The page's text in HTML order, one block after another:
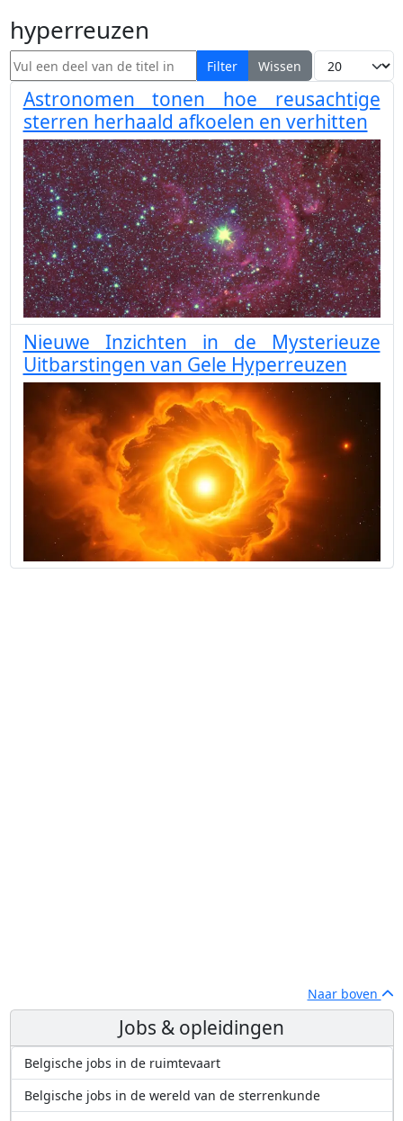
hyperreuzen
Vul een deel van de titel in Filter Wissen Toon #
Astronomen tonen hoe reusachtige
sterren herhaald afkoelen en verhitten
Nieuwe Inzichten in de Mysterieuze
Uitbarstingen van Gele Hyperreuzen
Naar boven
Jobs & opleidingen
Belgische jobs in de ruimtevaart
Belgische jobs in de wereld van de sterrenkunde